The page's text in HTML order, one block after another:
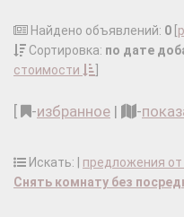
Найдено объявлений: 0
Сортировка: по дате
стоимости
-избранное | -
Искать: | предложения от
Снять комнату без